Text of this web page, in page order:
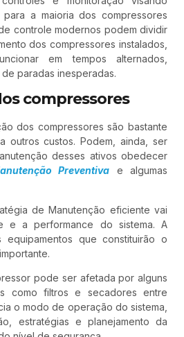
a maioria dos compressores
controle modernos podem dividir
dos compressores instalados,
em tempos alternados,
paradas inesperadas.
compressores
dos compressores são bastante
outros custos. Podem, ainda, ser
desses ativos obedecer
Preventiva e algumas
de Manutenção eficiente vai
e a performance do sistema. A
equipamentos que constituirão o
pode ser afetada por alguns
como filtros e secadores entre
o modo de operação do sistema,
estratégias e planejamento da